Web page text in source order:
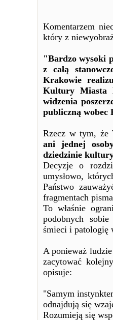
Komentarzem
który z
"Bardzo wysoki
z całą
Krakowie
Kultury Miasta
widzenia
publiczną
Rzecz w tym, że
ani jednej
dziedzinie
Decyzje o
umysłowo,
Państwo
fragmentach
To właśnie
podobnych
śmieci i patologię
A ponieważ
zacytować
opisuje:
"Samym
odnajdują się
Rozumieją się